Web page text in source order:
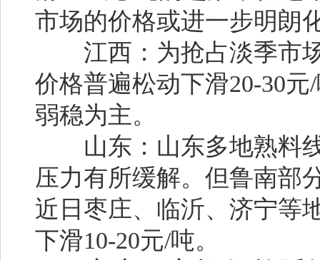
市场的价格或进一步明朗
江西： 为抢占淡季市
价格普遍松动下滑20-30
弱稳为主。
山东： 山东多地熟料
压力有所缓解。但鲁南部
近日枣庄、临沂、济宁等
下滑10-20元/吨。